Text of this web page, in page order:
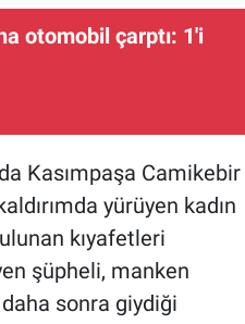
otomobil çarptı: 1'i
Kasımpaşa Camikebir
yürüyen kadın
kıyafetleri
şüpheli, manken
sonra giydiği